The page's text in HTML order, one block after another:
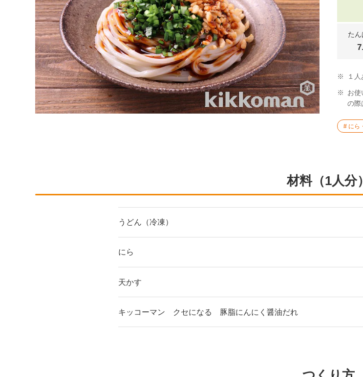
た
※ １
※
お使
の際
にら
材料（1人分）
うどん（冷凍）
にら
天かす
キッコーマン クセになる 豚脂にんにく醤油だれ